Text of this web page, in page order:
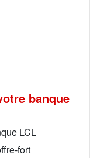
banque
LCL
fort